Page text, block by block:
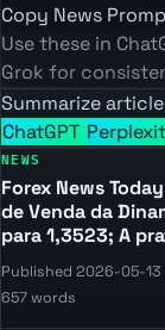
Copy News
Use these in
Grok for
Summarize
ChatGPT
NEWS
Forex News
de Venda da
para 1,3523; A
Published 2026-05-13
657 words